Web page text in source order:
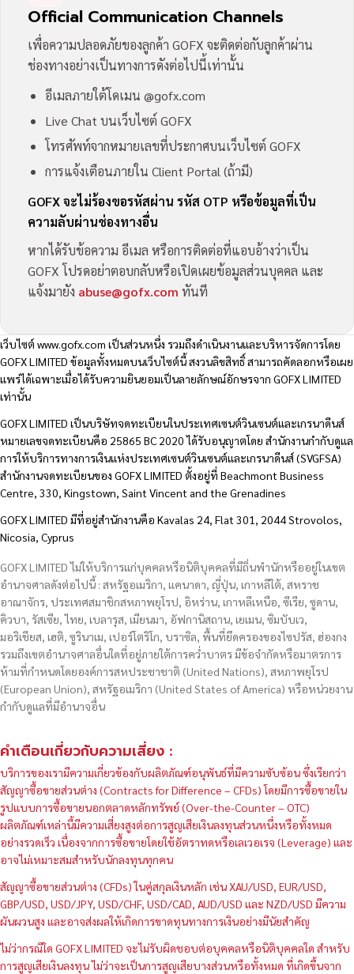
Official Communication Channels
เพื่อความปลอดภัยของลูกค้า GOFX จะติดต่อกับลูกค้าผ่าน
ช่องทางอย่างเป็นทางการดังต่อไปนี้เท่านั้น
อีเมลภายใต้โดเมน @gofx.com
Live Chat บนเว็บไซต์ GOFX
โทรศัพท์จากหมายเลขที่ประกาศบนเว็บไซต์ GOFX
การแจ้งเตือนภายใน Client Portal (ถ้ามี)
GOFX จะไม่ร้องขอรหัสผ่าน รหัส OTP หรือข้อมูลที่เป็น
ความลับผ่านช่องทางอื่น
หากได้รับข้อความ อีเมล หรือการติดต่อที่แอบอ้างว่าเป็น
GOFX โปรดอย่าตอบกลับหรือเปิดเผยข้อมูลส่วนบุคคล และ
แจ้งมายัง abuse@gofx.com ทันที
เว็บไซต์ www.gofx.com เป็นส่วนหนึ่ง รวมถึงดำเนินงานและบริหารจัดการโดย
GOFX LIMITED ข้อมูลทั้งหมดบนเว็บไซต์นี้ สงวนลิขสิทธิ์ สามารถคัดลอกหรือเผย
แพร่ได้เฉพาะเมื่อได้รับความยินยอมเป็นลายลักษณ์อักษรจาก GOFX LIMITED
เท่านั้น
GOFX LIMITED เป็นบริษัทจดทะเบียนในประเทศเซนต์วินเซนต์และเกรนาดีนส์
หมายเลขจดทะเบียนคือ 25865 BC 2020 ได้รับอนุญาตโดย สำนักงานกำกับดูแล
การให้บริการทางการเงินแห่งประเทศเซนต์วินเซนต์และเกรนาดีนส์ (SVGFSA)
สำนักงานจดทะเบียนของ GOFX LIMITED ตั้งอยู่ที่ Beachmont Business
Centre, 330, Kingstown, Saint Vincent and the Grenadines
GOFX LIMITED มีที่อยู่สำนักงานคือ Kavalas 24, Flat 301, 2044 Strovolos,
Nicosia, Cyprus
GOFX LIMITED ไม่ให้บริการแก่บุคคลหรือนิติบุคคลที่มีถิ่นพำนักหรืออยู่ในเขต
อำนาจศาลดังต่อไปนี้ : สหรัฐอเมริกา, แคนาดา, ญี่ปุ่น, เกาหลีใต้, สหราช
อาณาจักร, ประเทศสมาชิกสหภาพยุโรป, อิหร่าน, เกาหลีเหนือ, ซีเรีย, ซูดาน,
คิวบา, รัสเซีย, ไทย, เบลารุส, เมียนมา, อัฟกานิสถาน, เยเมน, ซิมบับเว,
มอริเชียส, เฮติ, ซูรินาเม, เปอร์โตริโก, บราซิล, พื้นที่ยึดครองของไซปรัส, ฮ่องกง
รวมถึงเขตอำนาจศาลอื่นใดที่อยู่ภายใต้การคว่ำบาตร มีข้อจำกัดหรือมาตรการ
ห้ามที่กำหนดโดยองค์การสหประชาชาติ (United Nations), สหภาพยุโรป
(European Union), สหรัฐอเมริกา (United States of America) หรือหน่วยงาน
กำกับดูแลที่มีอำนาจอื่น
คำเตือนเกี่ยวกับความเสี่ยง :
บริการของเรามีความเกี่ยวข้องกับผลิตภัณฑ์อนุพันธ์ที่มีความซับซ้อน ซึ่งเรียกว่า
สัญญาซื้อขายส่วนต่าง (Contracts for Difference – CFDs) โดยมีการซื้อขายใน
รูปแบบการซื้อขายนอกตลาดหลักทรัพย์ (Over-the-Counter – OTC)
ผลิตภัณฑ์เหล่านี้มีความเสี่ยงสูงต่อการสูญเสียเงินลงทุนส่วนหนึ่งหรือทั้งหมด
อย่างรวดเร็ว เนื่องจากการซื้อขายโดยใช้อัตราทดหรือเลเวอเรจ (Leverage) และ
อาจไม่เหมาะสมสำหรับนักลงทุนทุกคน
สัญญาซื้อขายส่วนต่าง (CFDs) ในคู่สกุลเงินหลัก เช่น XAU/USD, EUR/USD,
GBP/USD, USD/JPY, USD/CHF, USD/CAD, AUD/USD และ NZD/USD มีความ
ผันผวนสูง และอาจส่งผลให้เกิดการขาดทุนทางการเงินอย่างมีนัยสำคัญ
ไม่ว่ากรณีใด GOFX LIMITED จะไม่รับผิดชอบต่อบุคคลหรือนิติบุคคลใด สำหรับ
การสูญเสียเงินลงทุน ไม่ว่าจะเป็นการสูญเสียบางส่วนหรือทั้งหมด ที่เกิดขึ้นจาก